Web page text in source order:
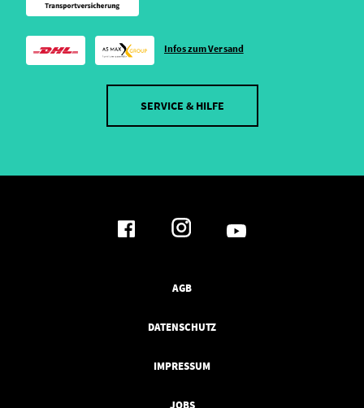
Infos zum Versand
SERVICE & HILFE
AGB
DATENSCHUTZ
IMPRESSUM